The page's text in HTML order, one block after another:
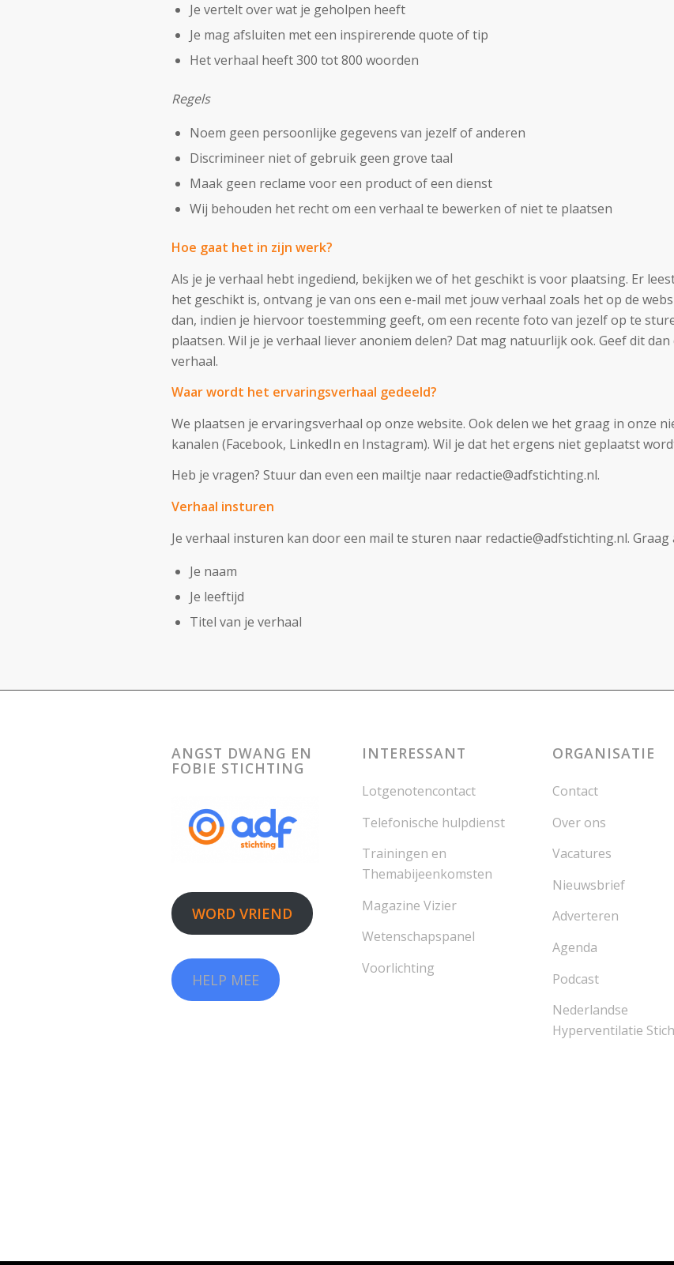
Je vertelt over wat je geholpen heeft
Je mag afsluiten met een inspirerende quote of tip
Het verhaal heeft 300 tot 800 woorden
Regels
Noem geen persoonlijke gegevens van jezelf of anderen
Discrimineer niet of gebruik geen grove taal
Maak geen reclame voor een product of een dienst
Wij behouden het recht om een verhaal te bewerken of niet te plaatsen
Hoe gaat het in zijn werk?
Als je je verhaal hebt ingediend, bekijken we of het geschikt is voor plaatsing. Er
het geschikt is, ontvang je van ons een e-mail met jouw verhaal zoals het op de
dan, indien je hiervoor toestemming geeft, om een recente foto van jezelf op te
plaatsen. Wil je je verhaal liever anoniem delen? Dat mag natuurlijk ook. Geef dit
verhaal.
Waar wordt het ervaringsverhaal gedeeld?
We plaatsen je ervaringsverhaal op onze website. Ook delen we het graag in onze
kanalen (Facebook, LinkedIn en Instagram). Wil je dat het ergens niet geplaatst
Heb je vragen? Stuur dan even een mailtje naar redactie@adfstichting.nl.
Verhaal insturen
Je verhaal insturen kan door een mail te sturen naar redactie@adfstichting.nl. Graag
Je naam
Je leeftijd
Titel van je verhaal
ANGST DWANG EN
FOBIE STICHTING
WORD VRIEND
HELP MEE
INTERESSANT
Lotgenotencontact
Telefonische hulpdienst
Trainingen en
Themabijeenkomsten
Magazine Vizier
Wetenschapspanel
Voorlichting
ORGANISATIE
Contact
Over ons
Vacatures
Nieuwsbrief
Adverteren
Agenda
Podcast
Nederlandse
Hyperventilatie